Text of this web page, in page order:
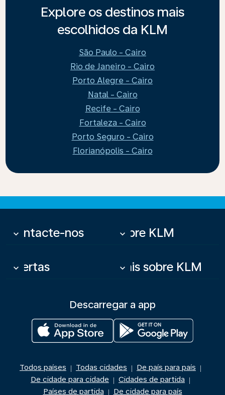
Explore os destinos mais
escolhidos da KLM
São Paulo - Cairo
Rio de Janeiro - Cairo
Porto Alegre - Cairo
Natal - Cairo
Recife - Cairo
Fortaleza - Cairo
Porto Seguro - Cairo
Florianópolis - Cairo
Contacte-nos
keyboard_arrow_down Sobre KLM
keyboard_arrow_down
Ofertas
keyboard_arrow_down Mais sobre KLM
keyboard_arrow_down
Descarregar a app
Todos países | Todas cidades | De país para país |
De cidade para cidade | Cidades de partida |
Países de partida | De cidade para país